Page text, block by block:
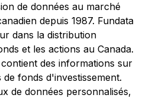
de données au marché
depuis 1987. Fundata
dans la distribution
et les actions au Canada.
des informations sur
fonds d'investissement.
de données personnalisés,